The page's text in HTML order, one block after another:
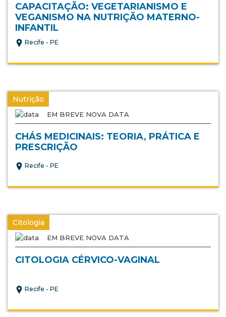
CAPACITAÇÃO: VEGETARIANISMO E
VEGANISMO NA NUTRIÇÃO MATERNO-
INFANTIL
Recife - PE
Nutrição
EM BREVE NOVA DATA
CHÁS MEDICINAIS: TEORIA, PRÁTICA E
PRESCRIÇÃO
Recife - PE
Citologia
EM BREVE NOVA DATA
CITOLOGIA CÉRVICO-VAGINAL
Recife - PE